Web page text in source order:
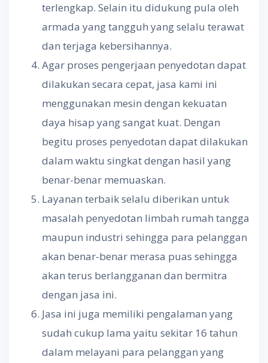
terlengkap. Selain itu didukung pula oleh
armada yang tangguh yang selalu terawat
dan terjaga kebersihannya.
Agar proses pengerjaan penyedotan dapat
dilakukan secara cepat, jasa kami ini
menggunakan mesin dengan kekuatan
daya hisap yang sangat kuat. Dengan
begitu proses penyedotan dapat dilakukan
dalam waktu singkat dengan hasil yang
benar-benar memuaskan.
Layanan terbaik selalu diberikan untuk
masalah penyedotan limbah rumah tangga
maupun industri sehingga para pelanggan
akan benar-benar merasa puas sehingga
akan terus berlangganan dan bermitra
dengan jasa ini.
Jasa ini juga memiliki pengalaman yang
sudah cukup lama yaitu sekitar 16 tahun
dalam melayani para pelanggan yang